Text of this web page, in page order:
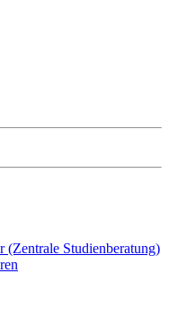
Studienberatung)